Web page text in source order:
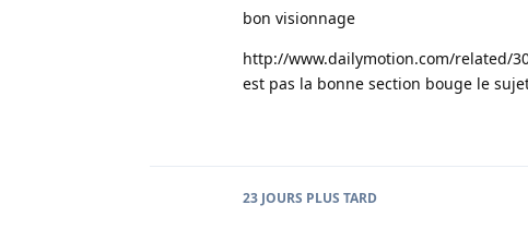
bon visionnage
http://www.dailymotion.com/related/
est pas la bonne section bouge le
23 JOURS PLUS TARD